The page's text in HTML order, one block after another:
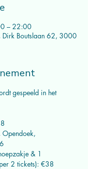
– 22:00
Boutslaan 62, 3000
gespeeld in het
& 1
2 tickets): €38